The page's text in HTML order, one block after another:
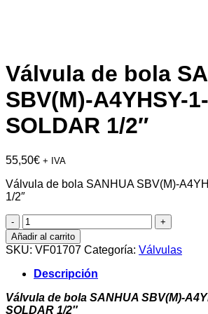
Válvula de bola
SBV(M)-A4YHSY-
SOLDAR 1/2″
55,50€ + IVA
Válvula de bola SANHUA SBV(M)-
1/2″
Válvula
de
bola
SANHUA
SBV(M)-
A4YHSY-
1-
SA
Añadir al carrito
SKU: VF01707 Categoría: Válvulas
Descripción
Válvula de bola SANHUA SBV(M)-
SOLDAR 1/2″